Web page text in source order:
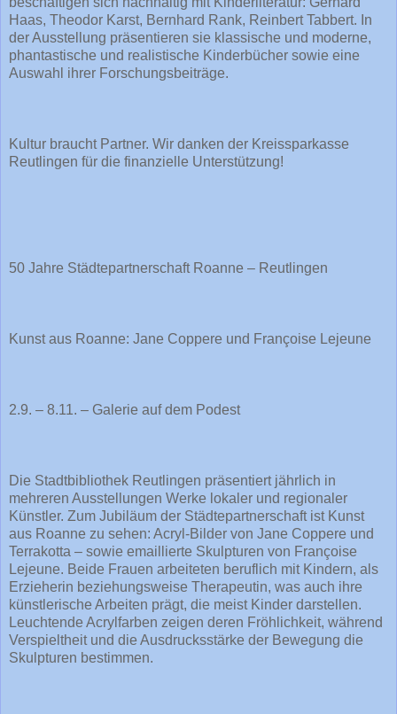
Haas, Theodor Karst, Bernhard Rank, Reinbert Tabbert. In
der Ausstellung präsentieren sie klassische und moderne,
phantastische und realistische Kinderbücher sowie eine
Auswahl ihrer Forschungsbeiträge.
Kultur braucht Partner. Wir danken der Kreissparkasse
Reutlingen für die finanzielle Unterstützung!
50 Jahre Städtepartnerschaft Roanne – Reutlingen
Kunst aus Roanne: Jane Coppere und Françoise Lejeune
2.9. – 8.11. – Galerie auf dem Podest
Die Stadtbibliothek Reutlingen präsentiert jährlich in
mehreren Ausstellungen Werke lokaler und regionaler
Künstler. Zum Jubiläum der Städtepartnerschaft ist Kunst
aus Roanne zu sehen: Acryl-Bilder von Jane Coppere und
Terrakotta – sowie emaillierte Skulpturen von Françoise
Lejeune. Beide Frauen arbeiteten beruflich mit Kindern, als
Erzieherin beziehungsweise Therapeutin, was auch ihre
künstlerische Arbeiten prägt, die meist Kinder darstellen.
Leuchtende Acrylfarben zeigen deren Fröhlichkeit, während
Verspieltheit und die Ausdrucksstärke der Bewegung die
Skulpturen bestimmen.